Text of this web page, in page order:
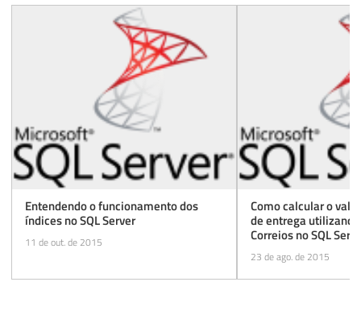
Entendendo o funcionamento dos
índices no SQL Server
11 de out. de 2015
Como calcular o
de entrega
Correios no SQL
23 de ago. de 2015